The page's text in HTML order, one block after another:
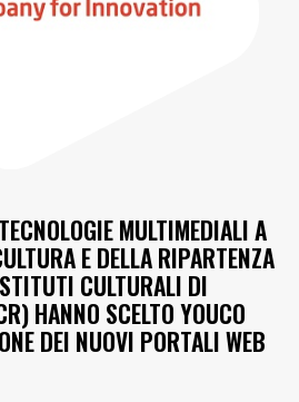
MULTIMEDIALI A
E DELLA RIPARTENZA
CULTURALI DI
HANNO SCELTO YOUCO
DEI NUOVI PORTALI WEB